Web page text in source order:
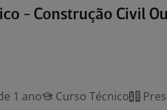
- Construção Civil Ou
1 ano Curso Técnico